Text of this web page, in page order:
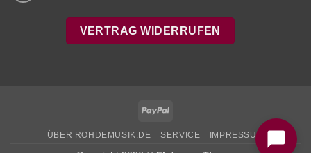
VERTRAG WIDERRUFEN
PayPal
ÜBER ROHDEMUSIK.DE SERVICE IMPRESSUM